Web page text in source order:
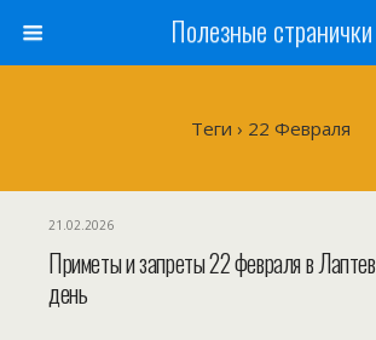
Полезные странички
Теги › 22 Февраля
21.02.2026
Приметы и запреты 22 февраля в Лаптев
день